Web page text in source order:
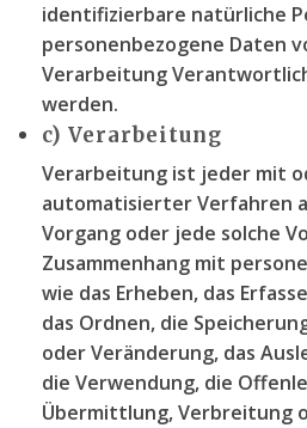
identifizierbare natürliche
personenbezogene Daten
Verarbeitung
werden.
c) Verarbeitung
Verarbeitung ist jeder mit
automatisierter Verfahren
Vorgang oder jede solche
Zusammenhang mit
wie das Erheben, das
das Ordnen, die
oder Veränderung, das
die Verwendung, die
Übermittlung, Verbreitung